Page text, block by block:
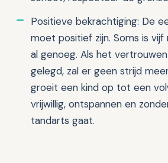
Positieve bekrachtiging: De
moet positief zijn. Soms is
al genoeg. Als het
gelegd, zal er geen strijd
groeit een kind op tot een
vrijwillig, ontspannen en
tandarts gaat.